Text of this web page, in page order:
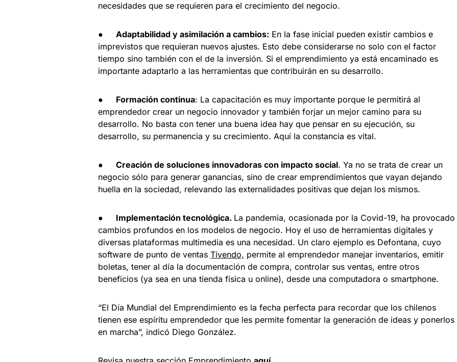
necesidades que se requieren para el crecimiento del negocio.
● Adaptabilidad y asimilación a cambios: En la fase inicial pueden existir cambios e
imprevistos que requieran nuevos ajustes. Esto debe considerarse no solo con el factor
tiempo sino también con el de la inversión. Si el emprendimiento ya está encaminado es
importante adaptarlo a las herramientas que contribuirán en su desarrollo.
● Formación continua: La capacitación es muy importante porque le permitirá al
emprendedor crear un negocio innovador y también forjar un mejor camino para su
desarrollo. No basta con tener una buena idea hay que pensar en su ejecución, su
desarrollo, su permanencia y su crecimiento. Aquí la constancia es vital.
● Creación de soluciones innovadoras con impacto social. Ya no se trata de crear un
negocio sólo para generar ganancias, sino de crear emprendimientos que vayan dejando
huella en la sociedad, relevando las externalidades positivas que dejan los mismos.
● Implementación tecnológica. La pandemia, ocasionada por la Covid-19, ha provocado
cambios profundos en los modelos de negocio. Hoy el uso de herramientas digitales y
diversas plataformas multimedia es una necesidad. Un claro ejemplo es Defontana, cuyo
software de punto de ventas Tivendo, permite al emprendedor manejar inventarios, emitir
boletas, tener al día la documentación de compra, controlar sus ventas, entre otros
beneficios (ya sea en una tienda física u online), desde una computadora o smartphone.
“El Día Mundial del Emprendimiento es la fecha perfecta para recordar que los chilenos
tienen ese espíritu emprendedor que les permite fomentar la generación de ideas y ponerlos
en marcha”, indicó Diego González.